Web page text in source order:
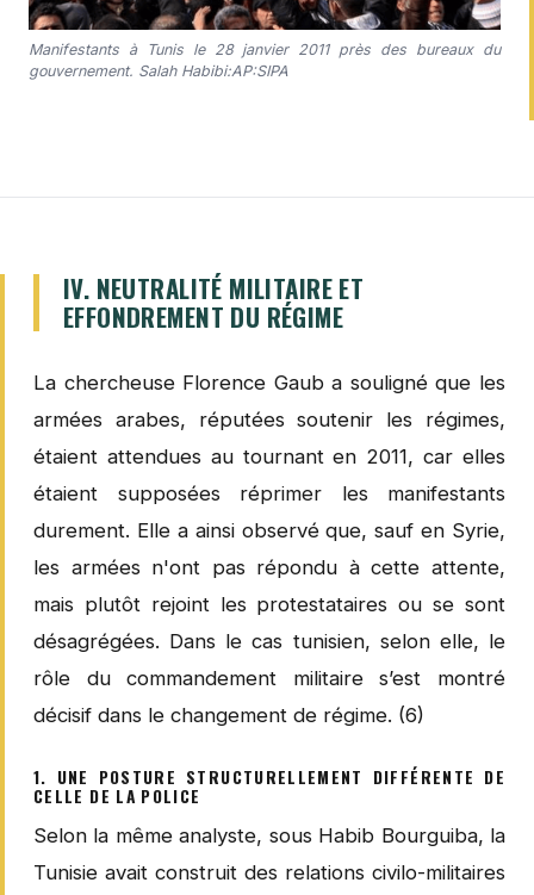
Manifestants à Tunis le 28 janvier 2011 près des bureaux du
gouvernement. Salah Habibi:AP:SIPA
IV. NEUTRALITÉ MILITAIRE ET
EFFONDREMENT DU RÉGIME
La chercheuse Florence Gaub a souligné que les
armées arabes, réputées soutenir les régimes,
étaient attendues au tournant en 2011, car elles
étaient supposées réprimer les manifestants
durement. Elle a ainsi observé que, sauf en Syrie,
les armées n'ont pas répondu à cette attente,
mais plutôt rejoint les protestataires ou se sont
désagrégées. Dans le cas tunisien, selon elle, le
rôle du commandement militaire s’est montré
décisif dans le changement de régime. (6)
1. UNE POSTURE STRUCTURELLEMENT DIFFÉRENTE DE
CELLE DE LA POLICE
Selon la même analyste, sous Habib Bourguiba, la
Tunisie avait construit des relations civilo-militaires